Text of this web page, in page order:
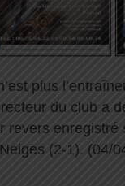
plus
du club a
revers enregistré
(2-1). (04/